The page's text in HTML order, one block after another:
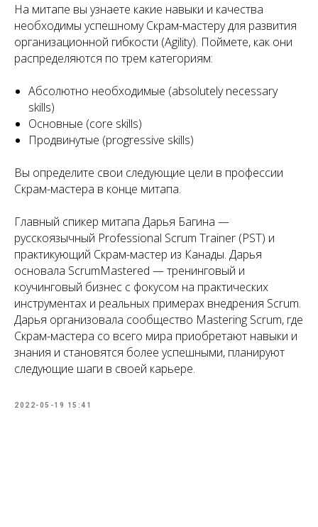
На митапе вы узнаете какие навыки и качества
необходимы успешному Скрам-мастеру для развития
организационной гибкости (Agility). Поймете, как они
распределяются по трем категориям:
Абсолютно необходимые (absolutely necessary
skills)
Основные (core skills)
Продвинутые (progressive skills)
Вы определите свои следующие цели в профессии
Скрам-мастера в конце митапа.
Главный спикер митапа Дарья Багина —
русскоязычный Professional Scrum Trainer (PST) и
практикующий Скрам-мастер из Канады. Дарья
основала ScrumMastered — тренинговый и
коучинговый бизнес с фокусом на практических
инструментах и реальных примерах внедрения Scrum.
Дарья организовала сообщество Mastering Scrum, где
Скрам-мастера со всего мира приобретают навыки и
знания и становятся более успешными, планируют
следующие шаги в своей карьере.
2022-05-19 15:41